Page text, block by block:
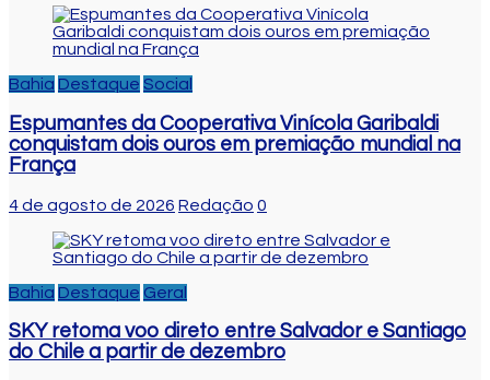
Bahia Destaque Social
Espumantes da Cooperativa Vinícola Garibaldi
conquistam dois ouros em premiação mundial na
França
4 de agosto de 2026 Redação 0
Bahia Destaque Geral
SKY retoma voo direto entre Salvador e Santiago
do Chile a partir de dezembro